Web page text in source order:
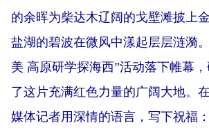
的余晖为柴达木辽阔的戈壁滩披上
盐湖的碧波在微风中漾起层层涟漪
美 高原研学探海西”活动落下帷幕
了这片充满红色力量的广阔大地。
媒体记者用深情的语言，写下祝福